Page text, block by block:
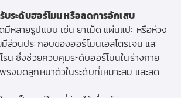
บระดับฮอร์โมน หรือลดการอักเสบ
มีหลายรูปแบบ เช่น ยาเม็ด แผ่นแปะ หรือห่วง
ส่วนประกอบของฮอร์โมนเอสโตรเจน และ
รน ซึ่งช่วยควบคุมระดับฮอร์โมนในร่างกาย
พรงมดลูกหนาตัวในระดับที่เหมาะสม และลด